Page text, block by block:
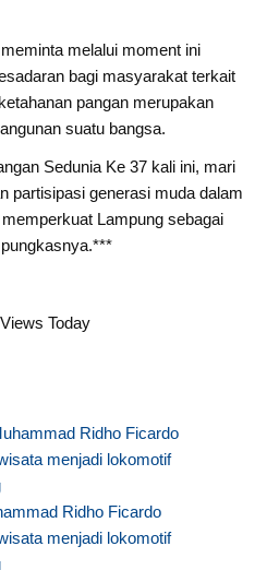
melalui moment ini
bagi masyarakat terkait
pangan merupakan
suatu bangsa.
Sedunia Ke 37 kali ini, mari
partisipasi generasi muda dalam
Lampung sebagai
Today
Ridho Ficardo
menjadi lokomotif